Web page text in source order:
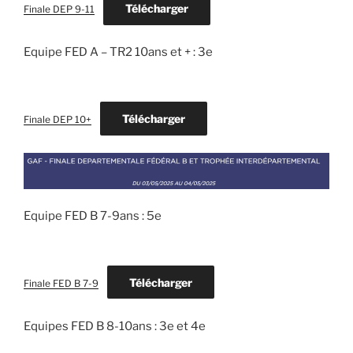
Finale DEP 9-11 Télécharger
Equipe FED A – TR2 10ans et + : 3e
Finale DEP 10+ Télécharger
Equipe FED B 7-9ans : 5e
Finale FED B 7-9 Télécharger
Equipes FED B 8-10ans : 3e et 4e